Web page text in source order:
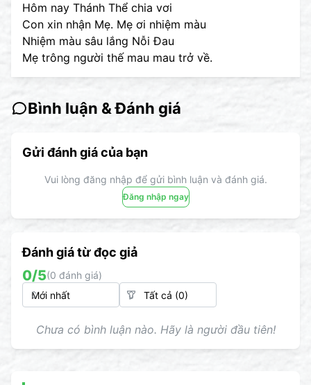
Hôm nay Thánh Thể chia vơi
Con xin nhận Mẹ. Mẹ ơi nhiệm màu
Nhiệm màu sâu lắng Nỗi Đau
Mẹ trông người thế mau mau trở về.
Bình luận & Đánh giá
Gửi đánh giá của bạn
Vui lòng đăng nhập để gửi bình luận và đánh giá.
Đăng nhập ngay
Đánh giá từ đọc giả
0/5(0 đánh giá)
Chưa có bình luận nào. Hãy là người đầu tiên!